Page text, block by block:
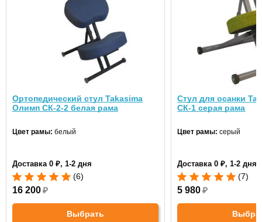
Ортопедический стул Takasima
Олимп СК-2-2 белая рама
Цвет рамы: белый
Доставка 0 ₽, 1-2 дня
(6)
16 200₽
Выбрать
Стул для осанки
СК-1 серая рама
Цвет рамы: серый
Доставка 0 ₽, 1-2 дня
(7)
5 980 ₽